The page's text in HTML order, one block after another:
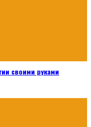
своими руками